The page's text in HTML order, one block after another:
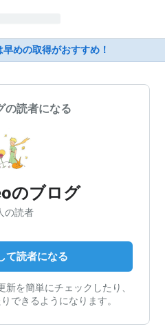
めの取得がおすすめ！
の読者になる
のブログ
の読者
て読者になる
を簡単にチェックしたり、
できるようになります。